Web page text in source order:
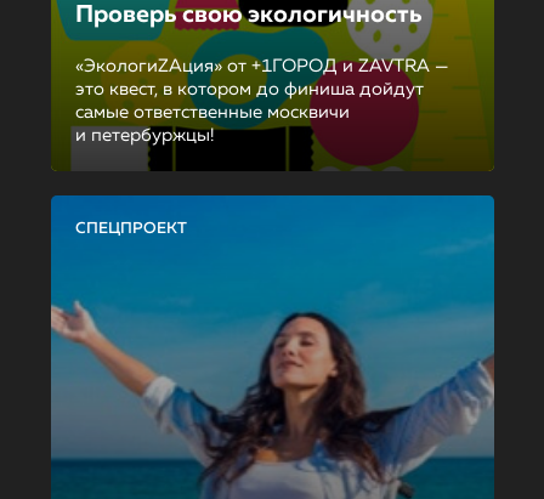
Проверь свою экологичность
«ЭкологиZAция» от +1ГОРОД и ZAVTRA —
это квест, в котором до финиша дойдут
самые ответственные москвичи
и петербуржцы!
СПЕЦПРОЕКТ